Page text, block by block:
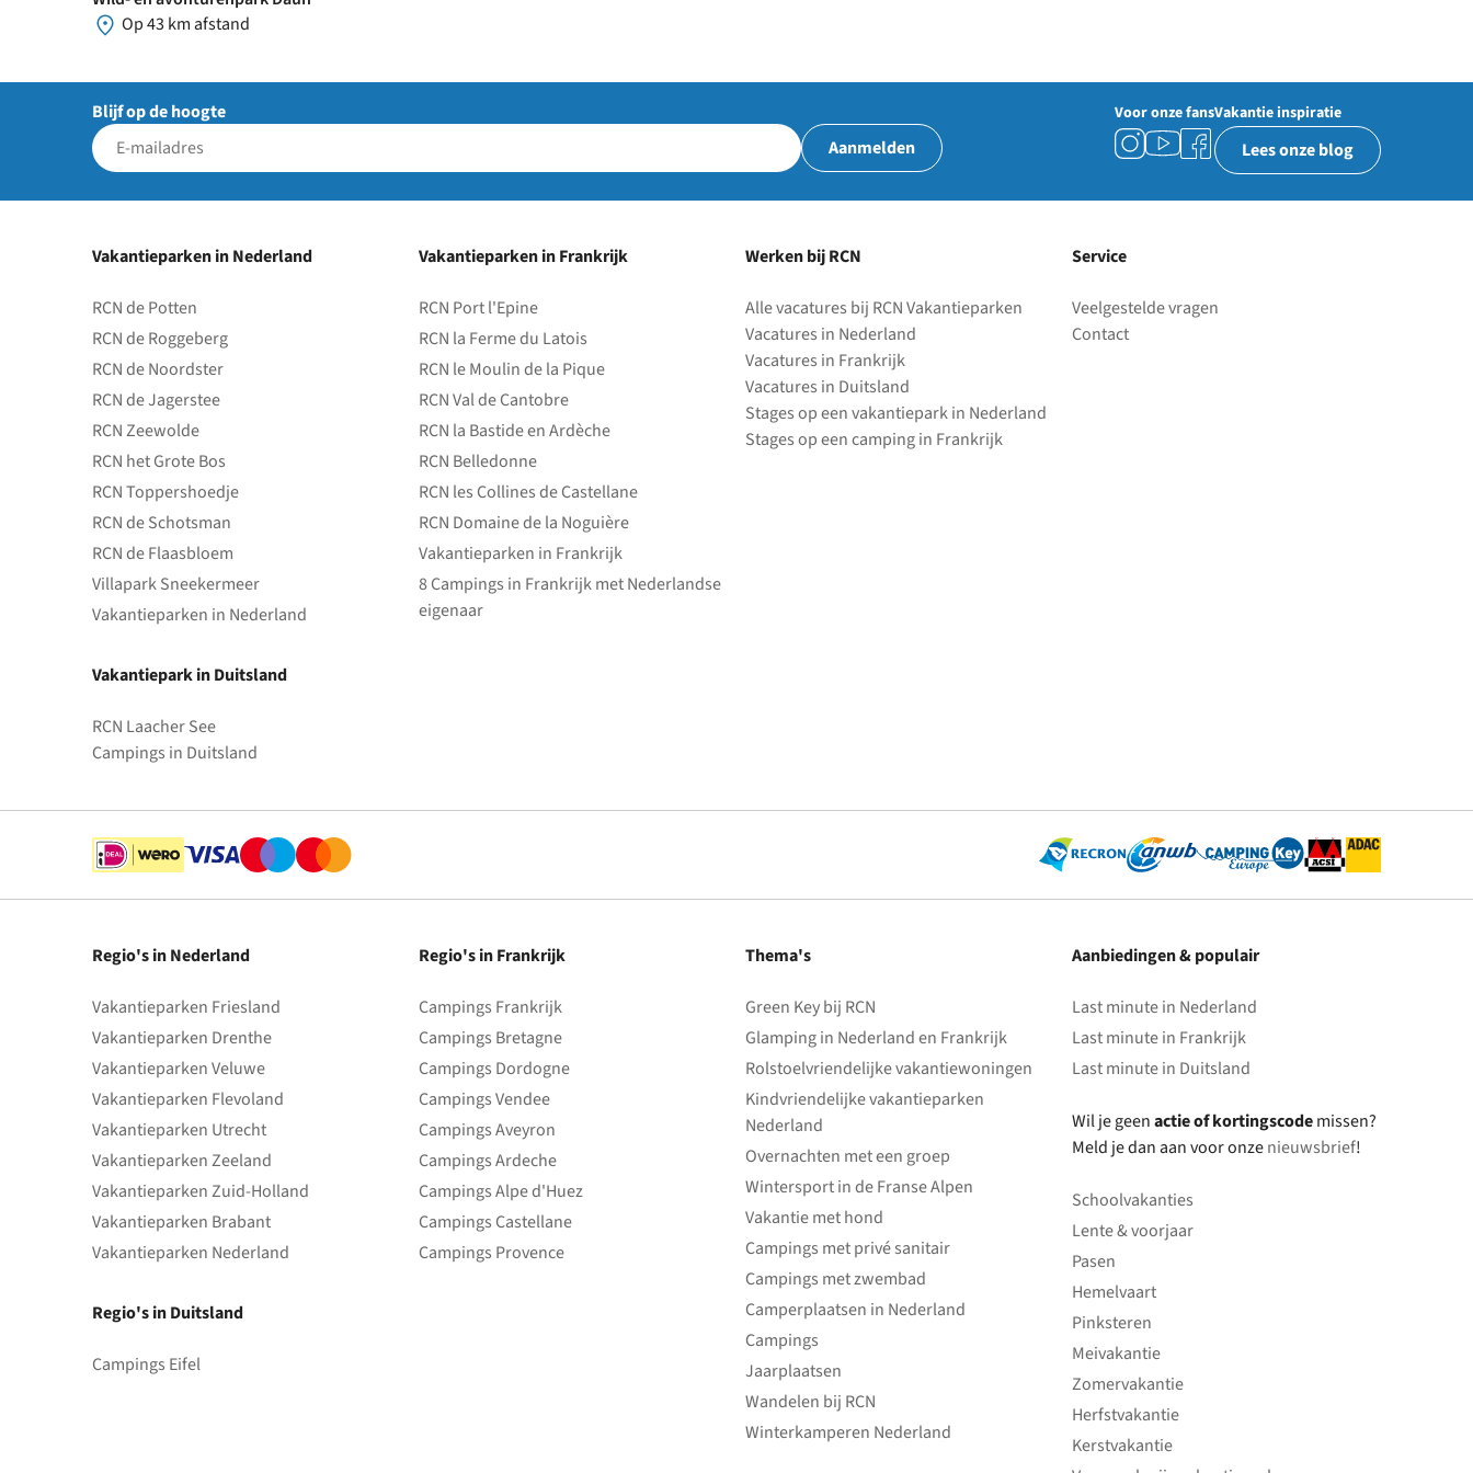
Op 43 km afstand
Blijf op de hoogte
Aanmelden
Voor onze fansVakantie inspiratie
Lees onze blog
Vakantieparken in Nederland
RCN de Potten
RCN de Roggeberg
RCN de Noordster
RCN de Jagerstee
RCN Zeewolde
RCN het Grote Bos
RCN Toppershoedje
RCN de Schotsman
RCN de Flaasbloem
Villapark Sneekermeer
Vakantieparken in Nederland
Vakantiepark in Duitsland
RCN Laacher See
Campings in Duitsland
Vakantieparken in Frankrijk
RCN Port l'Epine
RCN la Ferme du Latois
RCN le Moulin de la Pique
RCN Val de Cantobre
RCN la Bastide en Ardèche
RCN Belledonne
RCN les Collines de Castellane
RCN Domaine de la Noguière
Vakantieparken in Frankrijk
8 Campings in Frankrijk met Nederlandse
eigenaar
Werken bij RCN
Alle vacatures bij RCN Vakantieparken
Vacatures in Nederland
Vacatures in Frankrijk
Vacatures in Duitsland
Stages op een vakantiepark in Nederland
Stages op een camping in Frankrijk
Service
Veelgestelde vragen
Contact
Regio's in Nederland
Vakantieparken Friesland
Vakantieparken Drenthe
Vakantieparken Veluwe
Vakantieparken Flevoland
Vakantieparken Utrecht
Vakantieparken Zeeland
Vakantieparken Zuid-Holland
Vakantieparken Brabant
Vakantieparken Nederland
Regio's in Duitsland
Campings Eifel
Regio's in Frankrijk
Campings Frankrijk
Campings Bretagne
Campings Dordogne
Campings Vendee
Campings Aveyron
Campings Ardeche
Campings Alpe d'Huez
Campings Castellane
Campings Provence
Thema's
Green Key bij RCN
Glamping in Nederland en Frankrijk
Rolstoelvriendelijke vakantiewoningen
Kindvriendelijke vakantieparken
Nederland
Overnachten met een groep
Wintersport in de Franse Alpen
Vakantie met hond
Campings met privé sanitair
Campings met zwembad
Camperplaatsen in Nederland
Campings
Jaarplaatsen
Wandelen bij RCN
Winterkamperen Nederland
Aanbiedingen & populair
Last minute in Nederland
Last minute in Frankrijk
Last minute in Duitsland
Wil je geenactie of kortingscodemissen?
Meld je dan aan voor onzenieuwsbrief!
Schoolvakanties
Lente & voorjaar
Pasen
Hemelvaart
Pinksteren
Meivakantie
Zomervakantie
Herfstvakantie
Kerstvakantie